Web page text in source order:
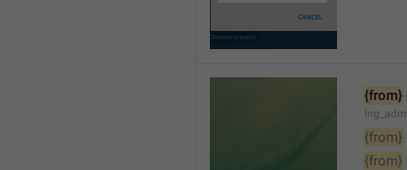
{from}
{from}
{from}